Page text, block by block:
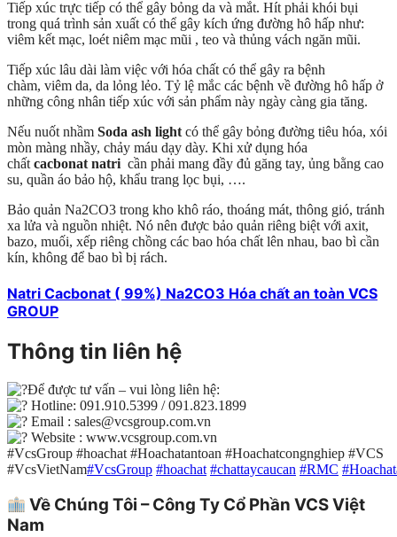
Tiếp xúc trực tiếp có thể gây bỏng da và mắt. Hít phải khói bụi
trong quá trình sản xuất có thể gây kích ứng đường hô hấp như:
viêm kết mạc, loét niêm mạc mũi , teo và thủng vách ngăn mũi.
Tiếp xúc lâu dài làm việc với hóa chất có thể gây ra bệnh
chàm, viêm da, da lỏng lẻo. Tỷ lệ mắc các bệnh về đường hô hấp ở
những công nhân tiếp xúc với sản phẩm này ngày càng gia tăng.
Nếu nuốt nhầm Soda ash light có thể gây bỏng đường tiêu hóa, xói
mòn màng nhầy, chảy máu dạy dày. Khi xử dụng hóa
chất cacbonat natri cần phải mang đầy đủ găng tay, ủng bằng cao
su, quần áo bảo hộ, khẩu trang lọc bụi, ….
Bảo quản Na2CO3 trong kho khô ráo, thoáng mát, thông gió, tránh
xa lửa và nguồn nhiệt. Nó nên được bảo quản riêng biệt với axit,
bazo, muối, xếp riêng chồng các bao hóa chất lên nhau, bao bì cần
kín, không để bao bì bị rách.
Natri Cacbonat ( 99%) Na2CO3 Hóa chất an toàn VCS
GROUP
Thông tin liên hệ
Để được tư vấn – vui lòng liên hệ:
Hotline: 091.910.5399 / 091.823.1899
Email : sales@vcsgroup.com.vn
Website : www.vcsgroup.com.vn
#VcsGroup #hoachat #Hoachatantoan #Hoachatcongnghiep #VCS
#VcsVietNam#VcsGroup #hoachat #chattaycaucan #RMC
Về Chúng Tôi – Công Ty Cổ Phần VCS Việt
Nam